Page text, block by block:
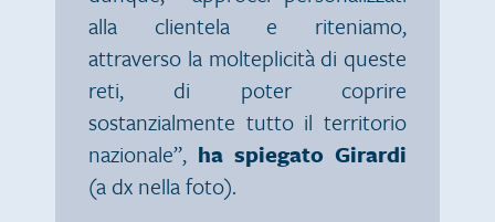
alla clientela e riteniamo,
attraverso la molteplicità di queste
reti, di poter coprire
sostanzialmente tutto il territorio
nazionale”, ha spiegato Girardi
(a dx nella foto).